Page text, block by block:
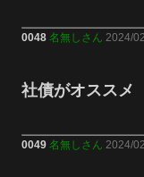
0048 名無しさん 2024/
社債がオススメ
0049 名無しさん 2024/